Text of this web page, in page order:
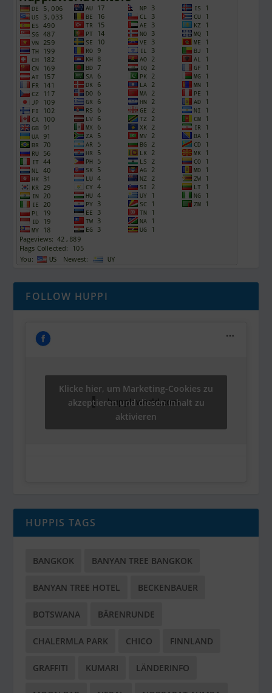
FOLLOW HUPPI
huppisworld.com
Klicke hier, um Marketing-Cookies zu
akzeptieren und diesen Inhalt zu
aktivieren
HUPPIS TAGS
BANGKOK BANYAN TREE BANGKOK
BANYAN TREE HOTEL BECKENBAUER
BOTSWANA BÄRENRUNDE
CHALERMLA PARK CHICO FINNLAND
GRAFFITI KUMARI LÄNDERINFO